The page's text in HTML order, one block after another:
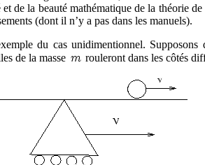
la beauté mathématique de la théorie
(dont il n’y a pas dans les manuels).
du cas unidimentionnel.
de la masse
rouleront dans les côtés